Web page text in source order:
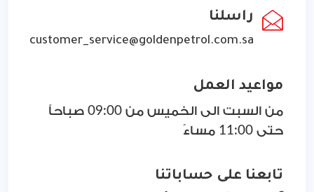
مواعيد العمل
من السبت الى الخميس من 09:00 صباحاً
حتى 11:00 مساءً
راسلنا
customer_service@goldenpetrol.com.sa
تابعنا على حساباتنا